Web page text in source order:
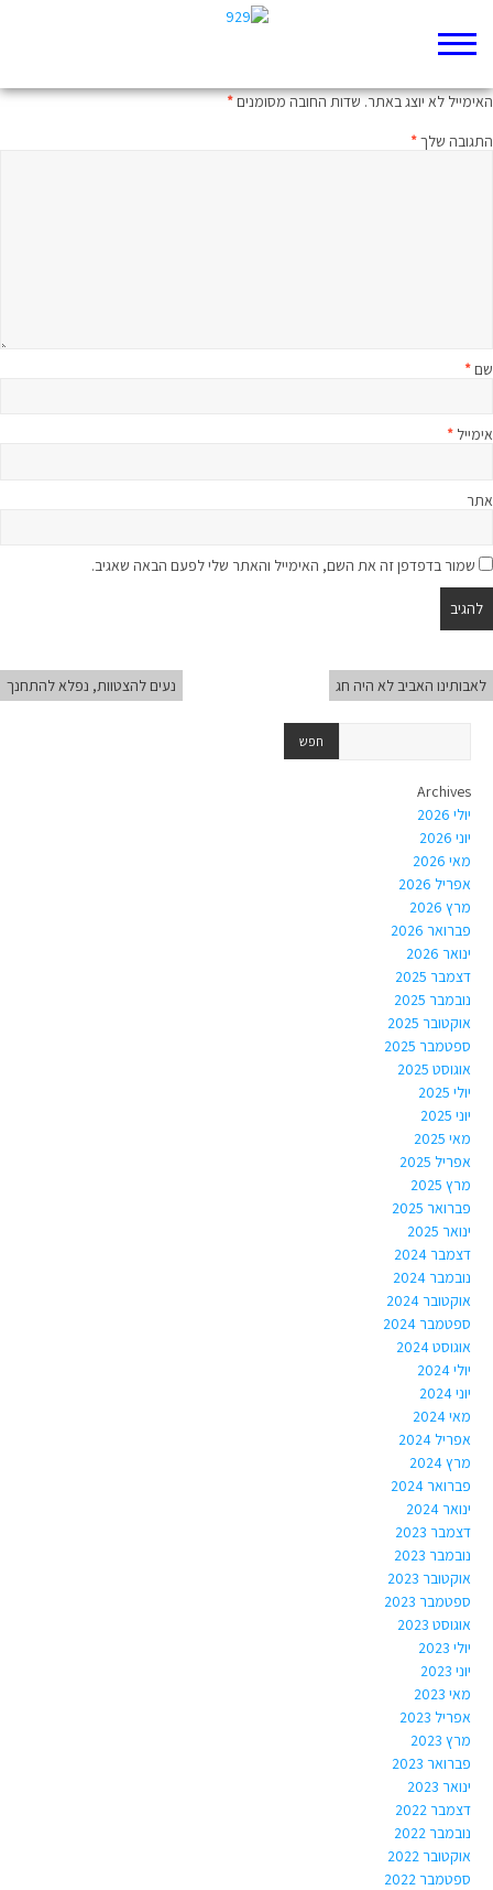
האימייל לא יוצג באתר.שדות החובה מסומנים*
התגובה שלך*
שם*
אימייל *
אתר
שמור בדפדפן זה את השם, האימייל והאתר שלי לפעם הבאה שאגיב.
לאבותינו האביב לא היה חג נעים להצטוות, נפלא להתחנך
Archives
יולי 2026
יוני 2026
מאי 2026
אפריל 2026
מרץ 2026
פברואר 2026
ינואר 2026
דצמבר 2025
נובמבר 2025
אוקטובר 2025
ספטמבר 2025
אוגוסט 2025
יולי 2025
יוני 2025
מאי 2025
אפריל 2025
מרץ 2025
פברואר 2025
ינואר 2025
דצמבר 2024
נובמבר 2024
אוקטובר 2024
ספטמבר 2024
אוגוסט 2024
יולי 2024
יוני 2024
מאי 2024
אפריל 2024
מרץ 2024
פברואר 2024
ינואר 2024
דצמבר 2023
נובמבר 2023
אוקטובר 2023
ספטמבר 2023
אוגוסט 2023
יולי 2023
יוני 2023
מאי 2023
אפריל 2023
מרץ 2023
פברואר 2023
ינואר 2023
דצמבר 2022
נובמבר 2022
אוקטובר 2022
ספטמבר 2022